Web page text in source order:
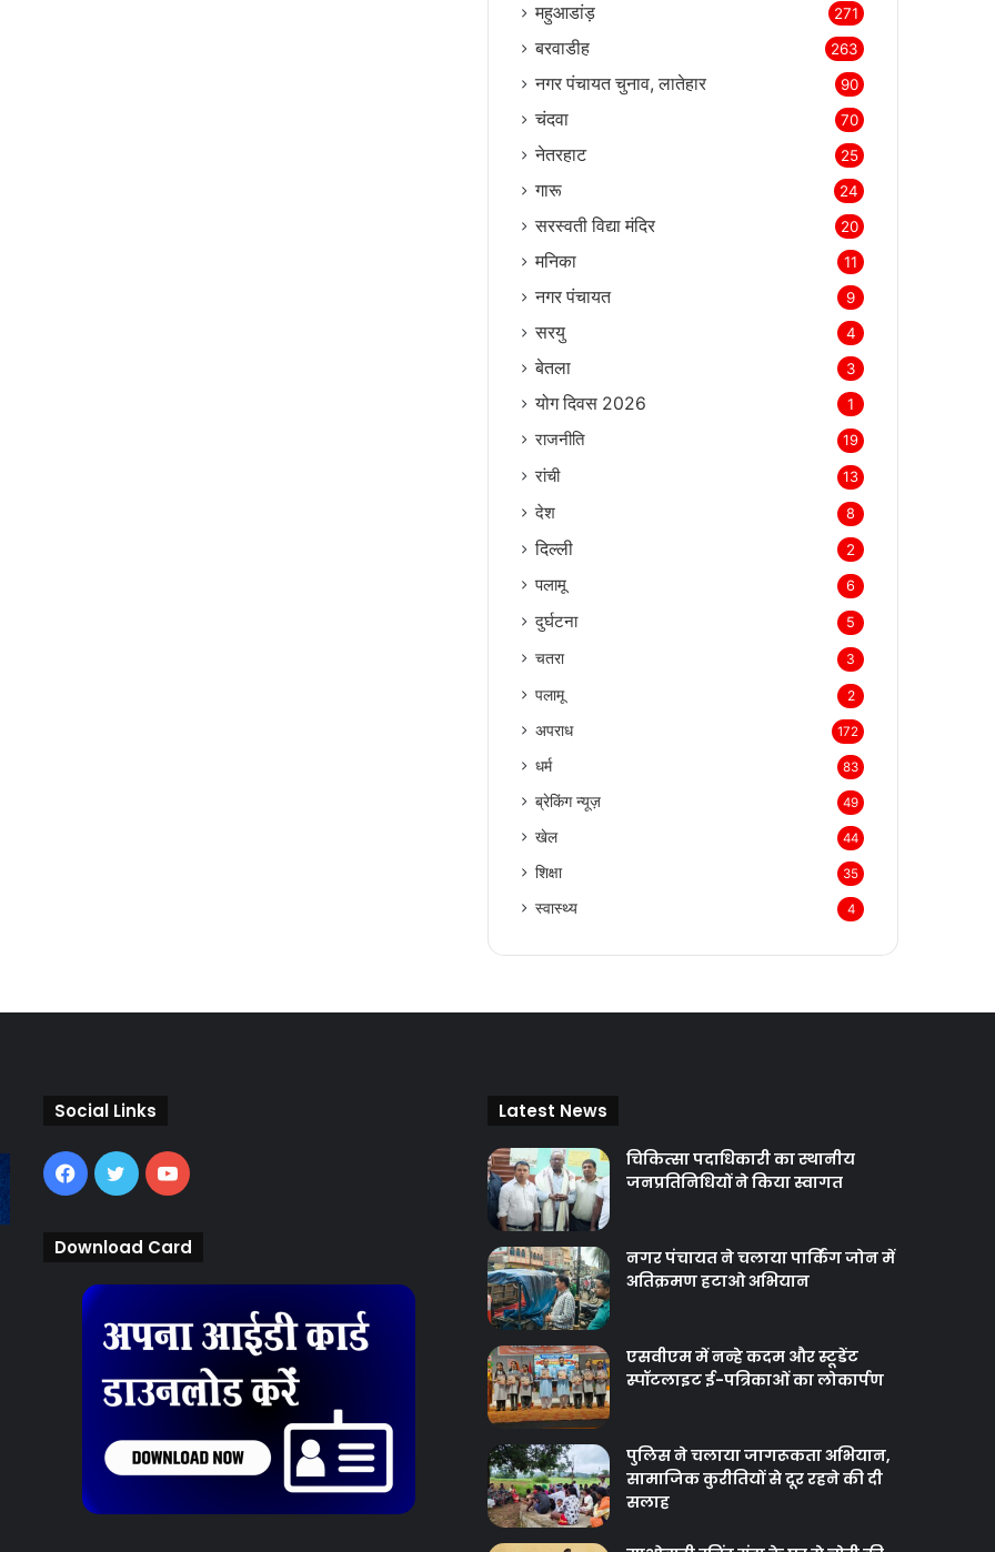
महुआडांड़ 271
बरवाडीह 263
नगर पंचायत चुनाव, लातेहार 90
चंदवा 70
नेतरहाट 25
गारू 24
सरस्‍वती विद्या मंदिर 20
मनिका 11
नगर पंचायत 9
सरयु 4
बेतला 3
योग दिवस 2026 1
राजनीति 19
रांची 13
देश 8
दिल्‍ली 2
पलामू 6
दुर्घटना 5
चतरा 3
पलामू 2
अपराध 172
धर्म 83
ब्रेकिंग न्यूज़ 49
खेल 44
शिक्षा 35
स्वास्थ्य 4
Social Links
Facebook
TwitterYouTube
Download Card
Latest News
चिकित्‍सा पदाधिकारी का स्थानीय
जनप्रतिनिधियों ने किया स्वागत
नगर पंचायत ने चलाया पार्किंग जोन में
अतिक्रमण हटाओ अभियान
एसवीएम में नन्हे कदम और स्टूडेंट
स्पॉटलाइट ई-पत्रिकाओं का लोकार्पण
पुलिस ने चलाया जागरूकता अभियान,
सामाजिक कुरीतियों से दूर रहने की दी
सलाह